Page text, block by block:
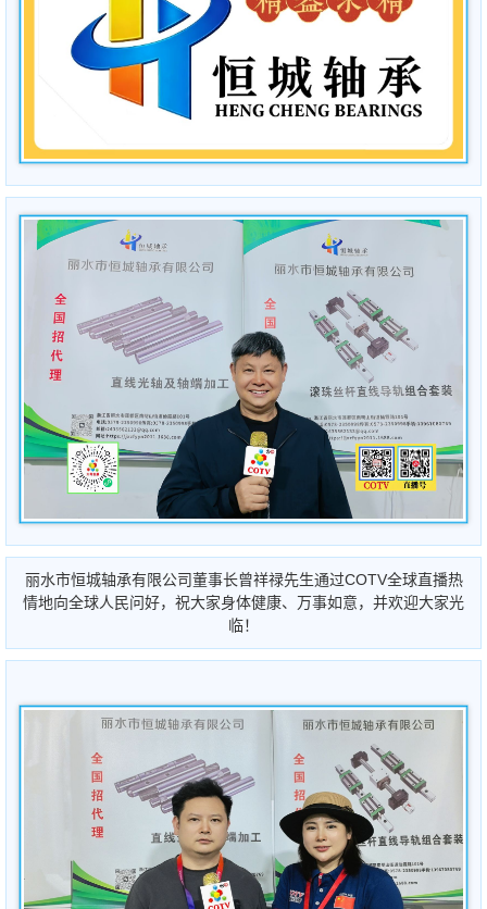
丽水市恒城轴承有限公司董事长曾祥禄先生通过COTV全球直播热
情地向全球人民问好，祝大家身体健康、万事如意，并欢迎大家光
临！